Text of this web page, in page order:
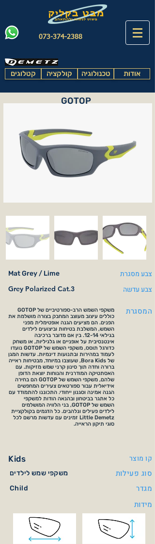
073-374-2388
קטלוגים קולקציה טכנולוגיה אודות
GOTOP
Mat Grey / Lime צבע מסגרת
Grey Polarized Cat.3 צבע עדשה
משקפי השמש הרב-ספורטיביים של GOTOP
כוללים עיצוב מעוצב המחבק בצורה מושלמת את
הפנים. הם מציעים הגנה אופטימלית מפני
השמש, המשלבת בטיחות וביצועים לילדים
בגילאי 12-14. בין אם מדובר ברכיבה
אינטנסיבית על אופניים או גלגיליות, או משחק
כדורגל תוסס, משקפי השמש של GOTOP נועדו
לעמוד במהירות ובתנועות דינמיות. עדשות המגן
של Bora Kids, שעוצבו במיוחד, מבטיחות ראייה
ברורה וחדה תוך סינון קרני שמש מזיקות. עם
האסתטיקה המודרנית והנוחות יוצאת הדופן
שלהם, משקפי השמש של GOTOP הם בחירה
אידיאלית עבור ספורטאים צעירים המחפשים
הגנה אמינה וסגנון ייחודי. התכוננו להתמודד עם
כל אתגר בביטחון ובהנאה הודות למשקפי
השמש של GOTOP, בני הלוויה המושלמים
לילדים פעילים ונלהבים. כל הדגמים בקולקציית
Little Demetz זמינים עם עדשות מרשם לכל
סוגי תיקון הראייה.
המסגרת
Kids קו מוצר
משקפי שמש לילדים סוג פעילות
Child
מגדר
מידות